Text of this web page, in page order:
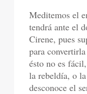
Meditemos el
tendrá ante el
Cirene, pues
para
ésto no es
la rebeldía, o
desconoce el